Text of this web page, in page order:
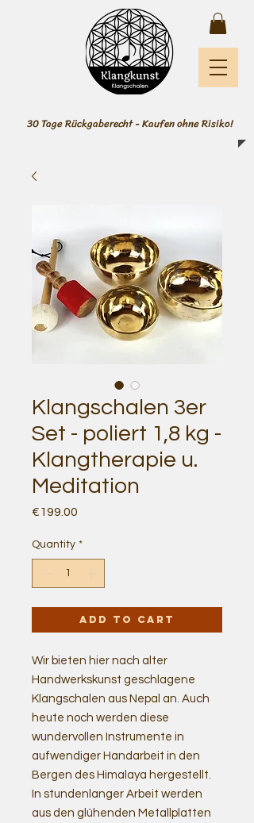
30 Tage Rückgaberecht - Kaufen ohne Risiko!
Klangschalen 3er
Set - poliert 1,8 kg -
Klangtherapie u.
Meditation
€199.00
Quantity *
Add to Cart
Wir bieten hier nach alter
Handwerkskunst geschlagene
Klangschalen aus Nepal an. Auch
heute noch werden diese
wundervollen Instrumente in
aufwendiger Handarbeit in den
Bergen des Himalaya hergestellt.
In stundenlanger Arbeit werden
aus den glühenden Metallplatten